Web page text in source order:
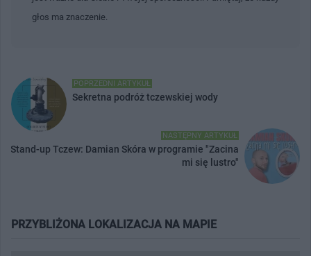
głos ma znaczenie.
POPRZEDNI ARTYKUŁ
Sekretna podróż tczewskiej wody
NASTĘPNY ARTYKUŁ
Stand-up Tczew: Damian Skóra w programie "Zacina
mi się lustro"
PRZYBLIŻONA LOKALIZACJA NA MAPIE